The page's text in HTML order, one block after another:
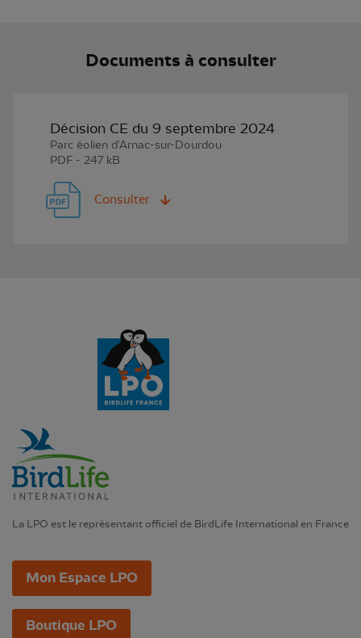
Documents à consulter
Décision CE du 9 septembre 2024
Parc éolien d'Arnac-sur-Dourdou
PDF - 247 kB
Consulter
La LPO est le représentant officiel de BirdLife International en France
Mon Espace LPO
Boutique LPO